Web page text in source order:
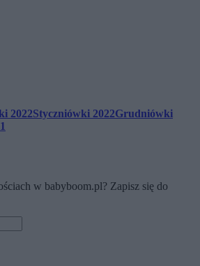
2022Styczniówki 2022Grudniówki
w babyboom.pl? Zapisz się do